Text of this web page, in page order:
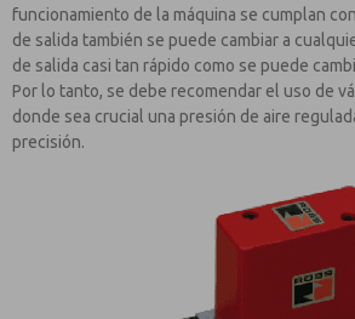
funcionamiento de la máquina se cumplan
de salida también se puede cambiar a
de salida casi tan rápido como se puede
Por lo tanto, se debe recomendar el uso de
donde sea crucial una presión de aire
precisión.